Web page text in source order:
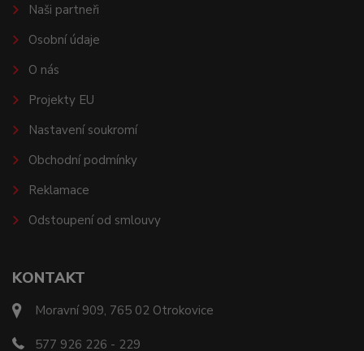
KONTAKT
Moravní 909, 765 02 Otrokovice
577 926 226 - 229
Naši partneři
Osobní údaje
O nás
Projekty EU
Nastavení soukromí
Obchodní podmínky
Reklamace
Odstoupení od smlouvy